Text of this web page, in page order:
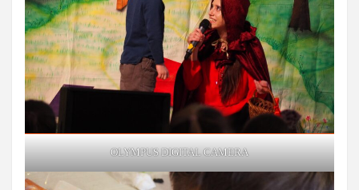
OLYMPUS DIGITAL CAMERA